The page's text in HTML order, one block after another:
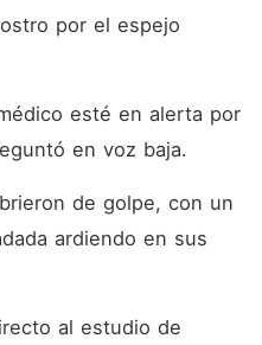
por el espejo
esté en alerta por
en voz baja.
de golpe, con un
ardiendo en sus
al estudio de